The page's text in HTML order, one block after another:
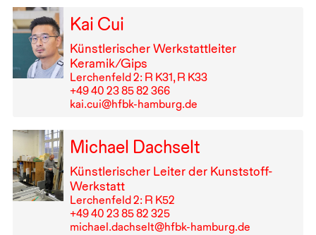
Kai Cui
Künstlerischer Werkstattleiter
Keramik/Gips
Lerchenfeld 2: R K31, R K33
+49⁠ ⁠40⁠ ⁠23⁠ ⁠85⁠ ⁠82⁠ ⁠366
kai.cui@hfbk-hamburg.de
Michael Dachselt
Künstlerischer Leiter der Kunststoff-
Werkstatt
Lerchenfeld 2: R K52
+49⁠ ⁠40⁠ ⁠23⁠ ⁠85⁠ ⁠82⁠ ⁠325
michael.dachselt@hfbk-hamburg.de